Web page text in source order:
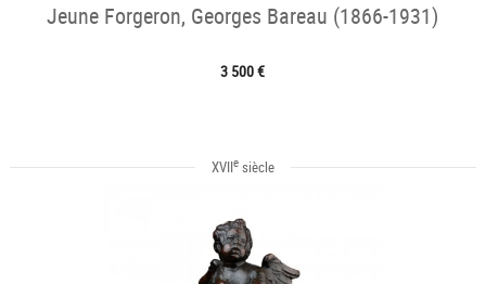
Jeune Forgeron, Georges Bareau (1866-1931)
3 500 €
XVIIesiècle